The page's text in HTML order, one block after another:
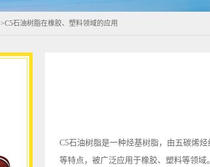
>C5石油树脂在橡胶、塑料领域的应用
C5石油树脂是一种烃基树脂，由五碳烯
等特点，被广泛应用于橡胶、塑料等领域。